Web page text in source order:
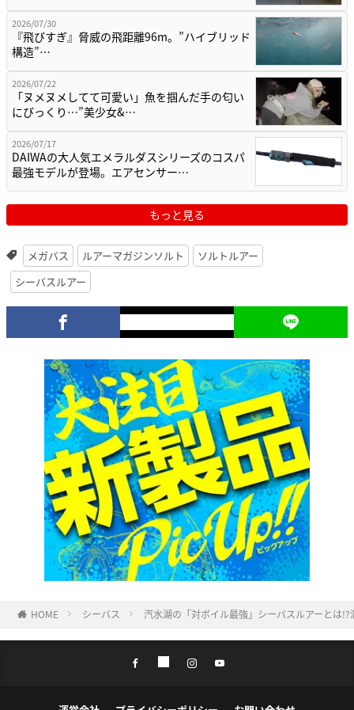
2026/07/30
『飛びすぎ』脅威の飛距離96m。”ハイブリッド
構造”…
2026/07/22
「ヌメヌメしてて可愛い」魚を掴んだ手の匂い
にびっくり…”美少女&…
2026/07/17
DAIWAの大人気エメラルダスシリーズのコスパ
最強モデルが登場。エアセンサー…
もっと見る
メガバス ルアーマガジンソルト
ソルトルアー
シーバスルアー
HOME シーバス 汽水湖の「対ボイル最強」シーバスルアーとは